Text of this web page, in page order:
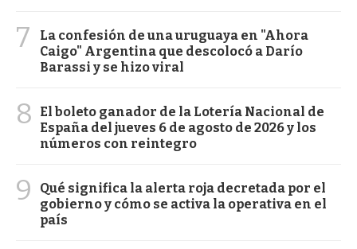
7
La confesión de una uruguaya en "Ahora
Caigo" Argentina que descolocó a Darío
Barassi y se hizo viral
8
El boleto ganador de la Lotería Nacional de
España del jueves 6 de agosto de 2026 y los
números con reintegro
9
Qué significa la alerta roja decretada por el
gobierno y cómo se activa la operativa en el
país